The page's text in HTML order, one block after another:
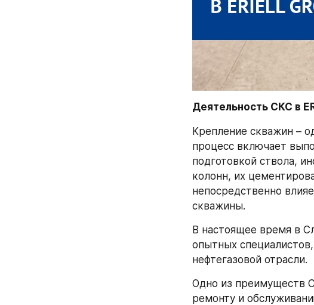
Деятельность СКС в
Крепление скважин –
процесс включает
подготовкой ствола,
колонн, их
непосредственно
скважины.
В настоящее время в
опытных
нефтегазовой отрасли.
Одно из преимуществ
ремонту и